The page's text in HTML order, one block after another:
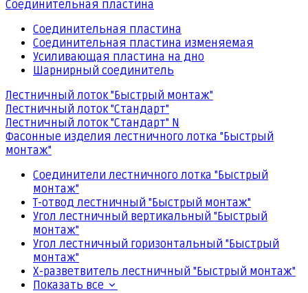
Соединительная пластина
Соединительная пластина
Соединительная пластина изменяемая
Усиливающая пластина на дно
Шарнирный соединитель
Лестничный лоток "Быстрый монтаж"
Лестничный лоток "Стандарт"
Лестничный лоток "Стандарт" N
Фасонные изделия лестничного лотка "Быстрый
монтаж"
Соединители лестничного лотка "Быстрый
монтаж"
Т-отвод лестничный "Быстрый монтаж"
Угол лестничный вертикальный "Быстрый
монтаж"
Угол лестничный горизонтальный "Быстрый
монтаж"
Х-разветвитель лестничный "Быстрый монтаж"
Показать все